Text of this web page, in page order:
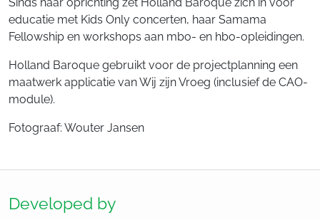
educatie met Kids Only concerten, haar Samama
Fellowship en workshops aan mbo- en hbo-opleidingen.
Holland Baroque gebruikt voor de projectplanning een
maatwerk applicatie van Wij zijn Vroeg (inclusief de CAO-
module).
Fotograaf: Wouter Jansen
Developed by